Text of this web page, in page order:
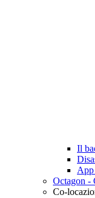
Il
Octagon -
Co-